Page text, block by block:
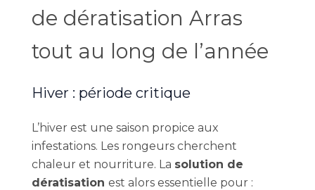
de dératisation Arras
tout au long de l’année
Hiver : période critique
L’hiver est une saison propice aux
infestations. Les rongeurs cherchent
chaleur et nourriture. La solution de
dératisation est alors essentielle pour :